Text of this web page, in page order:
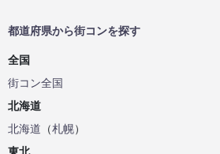
都道府県から街コンを探す
全国
街コン全国
北海道
北海道 （札幌）